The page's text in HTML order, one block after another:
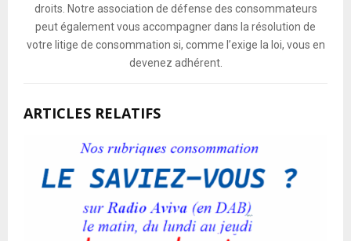
droits. Notre association de défense des consommateurs
peut également vous accompagner dans la résolution de
votre litige de consommation si, comme l’exige la loi, vous en
devenez adhérent.
ARTICLES RELATIFS